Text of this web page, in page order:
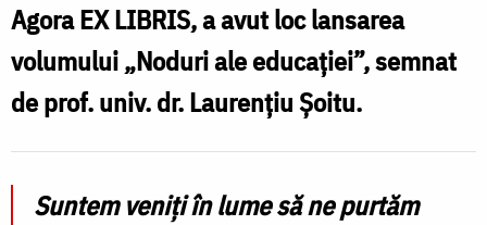
Agora EX LIBRIS, a avut loc lansarea
volumului „Noduri ale educației”, semnat
de prof. univ. dr. Laurențiu Șoitu.
Suntem veniți în lume să ne purtăm